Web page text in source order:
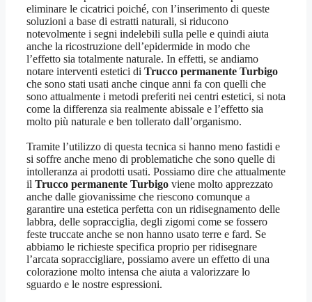
eliminare le cicatrici poiché, con l’inserimento di queste
soluzioni a base di estratti naturali, si riducono
notevolmente i segni indelebili sulla pelle e quindi aiuta
anche la ricostruzione dell’epidermide in modo che
l’effetto sia totalmente naturale. In effetti, se andiamo
notare interventi estetici di Trucco permanente Turbigo
che sono stati usati anche cinque anni fa con quelli che
sono attualmente i metodi preferiti nei centri estetici, si nota
come la differenza sia realmente abissale e l’effetto sia
molto più naturale e ben tollerato dall’organismo.
Tramite l’utilizzo di questa tecnica si hanno meno fastidi e
si soffre anche meno di problematiche che sono quelle di
intolleranza ai prodotti usati. Possiamo dire che attualmente
il Trucco permanente Turbigo viene molto apprezzato
anche dalle giovanissime che riescono comunque a
garantire una estetica perfetta con un ridisegnamento delle
labbra, delle sopracciglia, degli zigomi come se fossero
feste truccate anche se non hanno usato terre e fard. Se
abbiamo le richieste specifica proprio per ridisegnare
l’arcata sopraccigliare, possiamo avere un effetto di una
colorazione molto intensa che aiuta a valorizzare lo
sguardo e le nostre espressioni.